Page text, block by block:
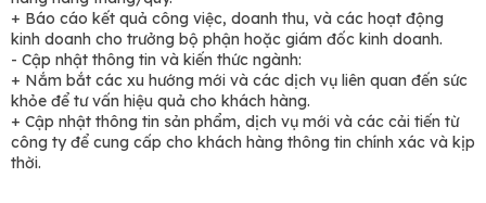
+ Báo cáo kết quả công việc, doanh thu, và các hoạt động
kinh doanh cho trưởng bộ phận hoặc giám đốc kinh doanh.
- Cập nhật thông tin và kiến thức ngành:
+ Nắm bắt các xu hướng mới và các dịch vụ liên quan đến sức
khỏe để tư vấn hiệu quả cho khách hàng.
+ Cập nhật thông tin sản phẩm, dịch vụ mới và các cải tiến từ
công ty để cung cấp cho khách hàng thông tin chính xác và kịp
thời.